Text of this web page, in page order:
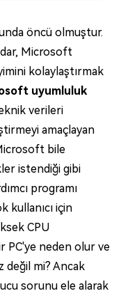
öncü olmuştur.
Microsoft
kolaylaştırmak
uyumluluk
verileri
amaçlayan
bile
istendiği gibi
programı
kullanıcı için
CPU
PC'ye neden olur ve
değil mi? Ancak
sorunu ele alarak